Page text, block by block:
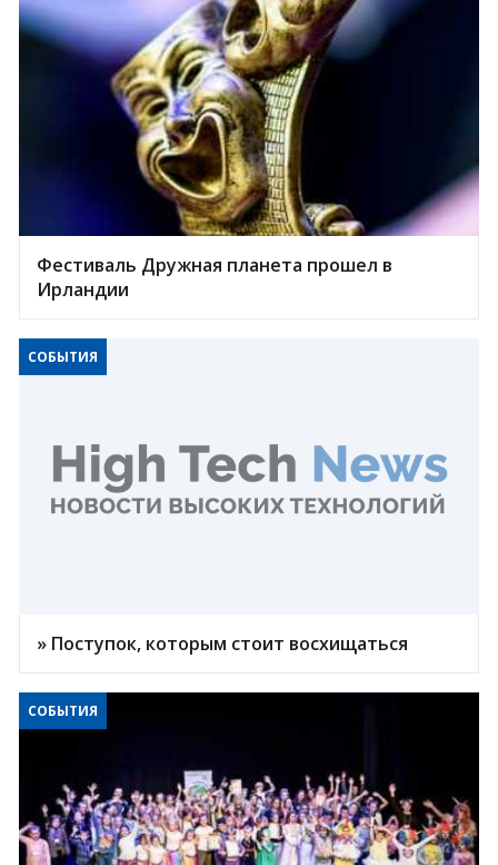
Фестиваль Дружная планета прошел в
Ирландии
СОБЫТИЯ
» Поступок, которым стоит восхищаться
СОБЫТИЯ